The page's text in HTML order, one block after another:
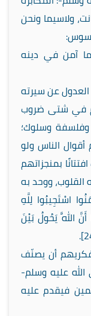
ولاسيما ونحن
آمن في دينه
عن سيرته
في شتى ضروب
وفلسفة وسلوك؛
الناس ولو
بمنجزاتهم
القلوب، ووحد به
اسْتَجِيبُوا لِلَّهِ
اللَّهَ يَحُولُ بَيْنَ
أن يصنّف
عليه وسلم-
فيقدم عليه